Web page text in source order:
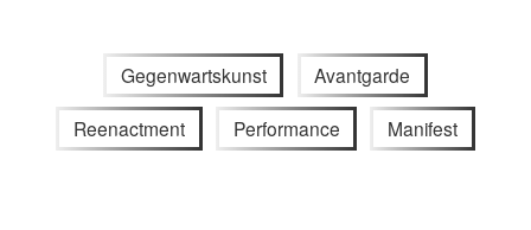
Gegenwartskunst Avantgarde
Reenactment Performance Manifest